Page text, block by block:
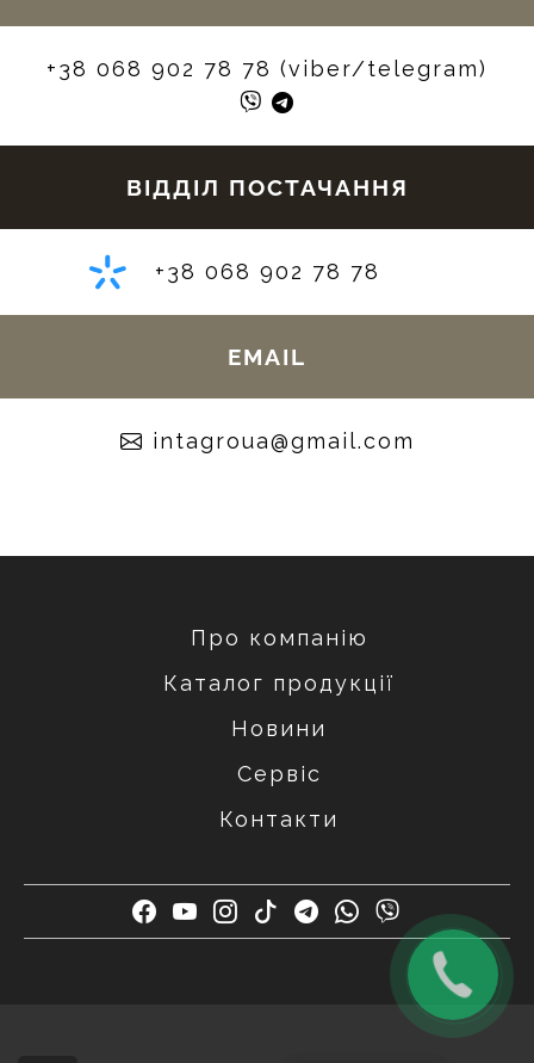
+38 068 902 78 78 (viber/telegram)
ВІДДІЛ ПОСТАЧАННЯ
+38 068 902 78 78
EMAIL
moc.liamg@auorgatni
Про компанію
Каталог продукції
Новини
Сервіс
Контакти